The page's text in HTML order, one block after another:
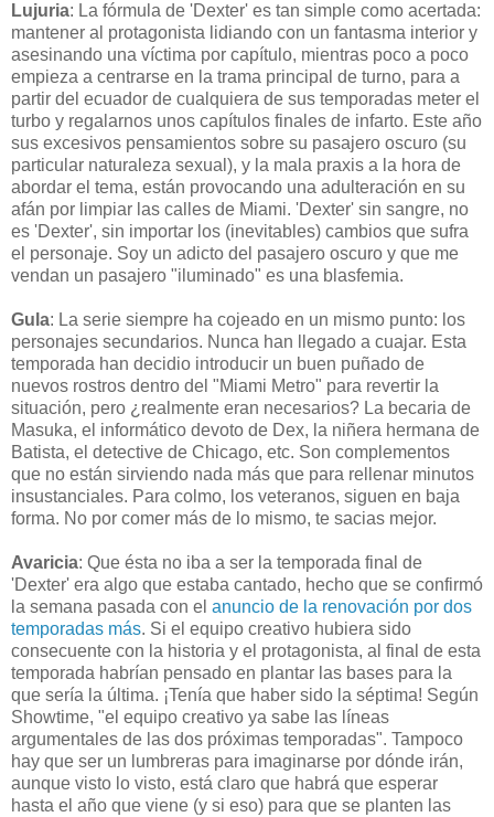
Lujuria: La fórmula de 'Dexter' es tan simple como acertada:
mantener al protagonista lidiando con un fantasma interior y
asesinando una víctima por capítulo, mientras poco a poco
empieza a centrarse en la trama principal de turno, para a
partir del ecuador de cualquiera de sus temporadas meter el
turbo y regalarnos unos capítulos finales de infarto. Este año
sus excesivos pensamientos sobre su pasajero oscuro (su
particular naturaleza sexual), y la mala praxis a la hora de
abordar el tema, están provocando una adulteración en su
afán por limpiar las calles de Miami. 'Dexter' sin sangre, no
es 'Dexter', sin importar los (inevitables) cambios que sufra
el personaje. Soy un adicto del pasajero oscuro y que me
vendan un pasajero "iluminado" es una blasfemia.
Gula: La serie siempre ha cojeado en un mismo punto: los
personajes secundarios. Nunca han llegado a cuajar. Esta
temporada han decidio introducir un buen puñado de
nuevos rostros dentro del "Miami Metro" para revertir la
situación, pero ¿realmente eran necesarios? La becaria de
Masuka, el informático devoto de Dex, la niñera hermana de
Batista, el detective de Chicago, etc. Son complementos
que no están sirviendo nada más que para rellenar minutos
insustanciales. Para colmo, los veteranos, siguen en baja
forma. No por comer más de lo mismo, te sacias mejor.
Avaricia: Que ésta no iba a ser la temporada final de
'Dexter' era algo que estaba cantado, hecho que se confirmó
la semana pasada con el anuncio de la renovación por dos
temporadas más. Si el equipo creativo hubiera sido
consecuente con la historia y el protagonista, al final de esta
temporada habrían pensado en plantar las bases para la
que sería la última. ¡Tenía que haber sido la séptima! Según
Showtime, "el equipo creativo ya sabe las líneas
argumentales de las dos próximas temporadas". Tampoco
hay que ser un lumbreras para imaginarse por dónde irán,
aunque visto lo visto, está claro que habrá que esperar
hasta el año que viene (y si eso) para que se planten las